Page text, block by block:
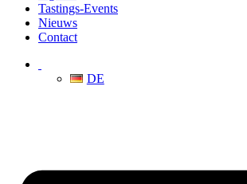
Tastings-Events
Nieuws
Contact
DE